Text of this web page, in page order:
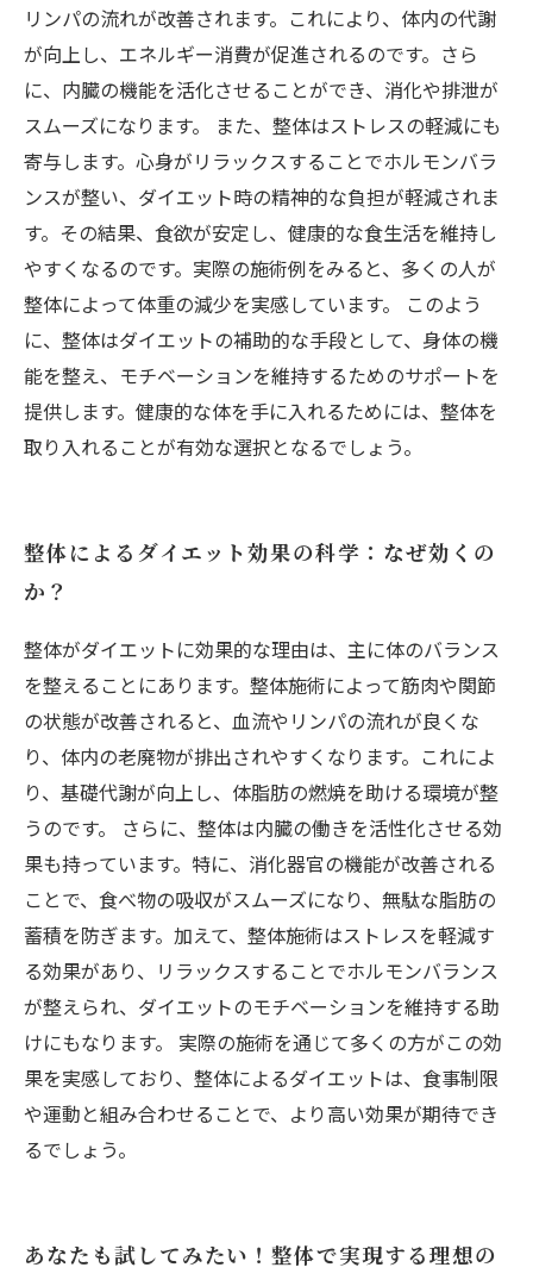
リンパの流れが改善されます。これにより、体内の代謝
が向上し、エネルギー消費が促進されるのです。さら
に、内臓の機能を活化させることができ、消化や排泄が
スムーズになります。 また、整体はストレスの軽減にも
寄与します。心身がリラックスすることでホルモンバラ
ンスが整い、ダイエット時の精神的な負担が軽減されま
す。その結果、食欲が安定し、健康的な食生活を維持し
やすくなるのです。実際の施術例をみると、多くの人が
整体によって体重の減少を実感しています。 このよう
に、整体はダイエットの補助的な手段として、身体の機
能を整え、モチベーションを維持するためのサポートを
提供します。健康的な体を手に入れるためには、整体を
取り入れることが有効な選択となるでしょう。
整体によるダイエット効果の科学：なぜ効くの
か？
整体がダイエットに効果的な理由は、主に体のバランス
を整えることにあります。整体施術によって筋肉や関節
の状態が改善されると、血流やリンパの流れが良くな
り、体内の老廃物が排出されやすくなります。これによ
り、基礎代謝が向上し、体脂肪の燃焼を助ける環境が整
うのです。 さらに、整体は内臓の働きを活性化させる効
果も持っています。特に、消化器官の機能が改善される
ことで、食べ物の吸収がスムーズになり、無駄な脂肪の
蓄積を防ぎます。加えて、整体施術はストレスを軽減す
る効果があり、リラックスすることでホルモンバランス
が整えられ、ダイエットのモチベーションを維持する助
けにもなります。 実際の施術を通じて多くの方がこの効
果を実感しており、整体によるダイエットは、食事制限
や運動と組み合わせることで、より高い効果が期待でき
るでしょう。
あなたも試してみたい！整体で実現する理想の